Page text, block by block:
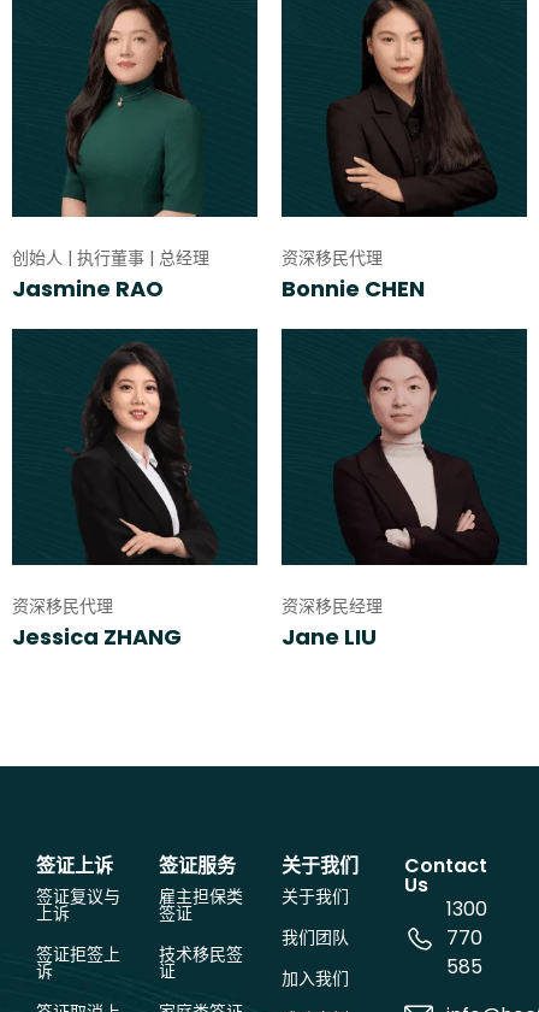
创始人 | 执行董事 | 总经理
Jasmine RAO
资深移民代理
Bonnie CHEN
资深移民代理
Jessica ZHANG
资深移民经理
Jane LIU
签证上诉
签证复议与
上诉
签证拒签上
诉
签证服务
雇主担保类
签证
技术移民签
证
关于我们
关于我们
我们团队
加入我们
Contact
Us
1300
770
585